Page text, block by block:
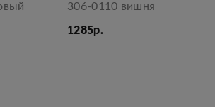
306-0110 вишня
1285р.